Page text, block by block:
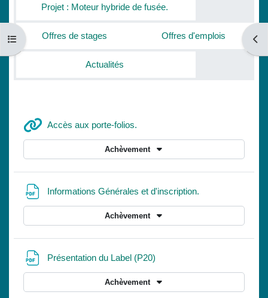
Ouvrir l’index du cours
Projet : Moteur hybride de fusée.
Offres de stages Offres d'emplois
Actualités
Accès aux porte-folios.
Achèvement
Informations Générales et d'inscription.
Achèvement
Présentation du Label (P20)
Achèvement